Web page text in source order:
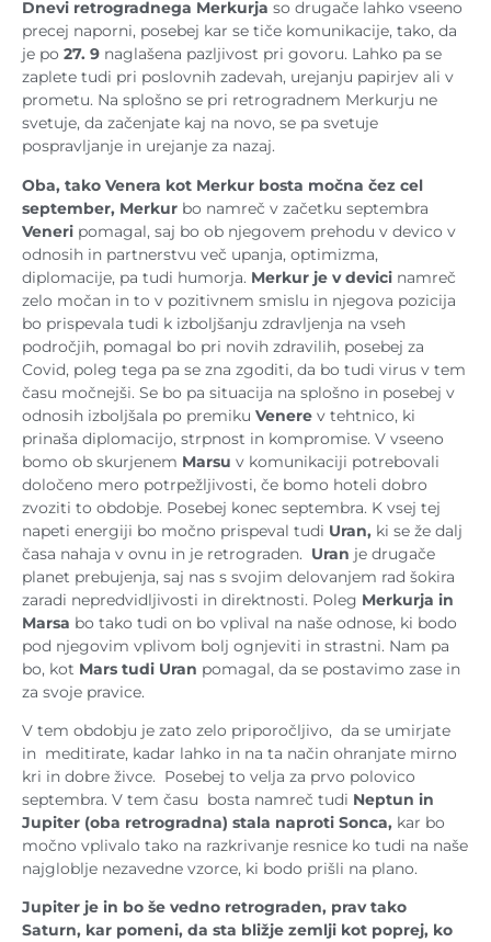
Dnevi retrogradnega Merkurja so drugače lahko vseeno
precej naporni, posebej kar se tiče komunikacije, tako, da
je po 27. 9 naglašena pazljivost pri govoru. Lahko pa se
zaplete tudi pri poslovnih zadevah, urejanju papirjev ali v
prometu. Na splošno se pri retrogradnem Merkurju ne
svetuje, da začenjate kaj na novo, se pa svetuje
pospravljanje in urejanje za nazaj.
Oba, tako Venera kot Merkur bosta močna čez cel
september, Merkur bo namreč v začetku septembra
Veneri pomagal, saj bo ob njegovem prehodu v devico v
odnosih in partnerstvu več upanja, optimizma,
diplomacije, pa tudi humorja. Merkur je v devici namreč
zelo močan in to v pozitivnem smislu in njegova pozicija
bo prispevala tudi k izboljšanju zdravljenja na vseh
področjih, pomagal bo pri novih zdravilih, posebej za
Covid, poleg tega pa se zna zgoditi, da bo tudi virus v tem
času močnejši. Se bo pa situacija na splošno in posebej v
odnosih izboljšala po premiku Venere v tehtnico, ki
prinaša diplomacijo, strpnost in kompromise. V vseeno
bomo ob skurjenem Marsu v komunikaciji potrebovali
določeno mero potrpežljivosti, če bomo hoteli dobro
zvoziti to obdobje. Posebej konec septembra. K vsej tej
napeti energiji bo močno prispeval tudi Uran, ki se že dalj
časa nahaja v ovnu in je retrograden. Uran je drugače
planet prebujenja, saj nas s svojim delovanjem rad šokira
zaradi nepredvidljivosti in direktnosti. Poleg Merkurja in
Marsa bo tako tudi on bo vplival na naše odnose, ki bodo
pod njegovim vplivom bolj ognjeviti in strastni. Nam pa
bo, kot Mars tudi Uran pomagal, da se postavimo zase in
za svoje pravice.
V tem obdobju je zato zelo priporočljivo, da se umirjate
in meditirate, kadar lahko in na ta način ohranjate mirno
kri in dobre živce. Posebej to velja za prvo polovico
septembra. V tem času bosta namreč tudi Neptun in
Jupiter (oba retrogradna) stala naproti Sonca, kar bo
močno vplivalo tako na razkrivanje resnice ko tudi na naše
najgloblje nezavedne vzorce, ki bodo prišli na plano.
Jupiter je in bo še vedno retrograden, prav tako
Saturn, kar pomeni, da sta bližje zemlji kot poprej, ko